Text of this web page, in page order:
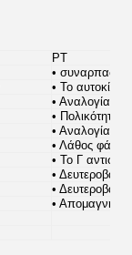
PT
•
• Το
• Αναλογία
• Πολικότητα
• Αναλογία
• Λάθος φάσης
• Το Γ
•
•
•